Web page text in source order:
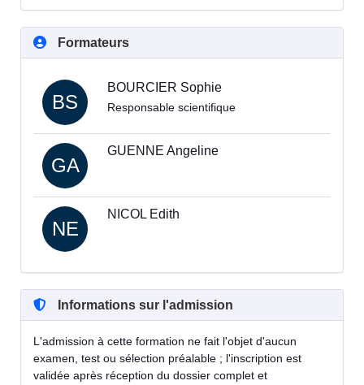
Formateurs
BS
BOURCIER Sophie
Responsable scientifique
GA
GUENNE Angeline
NE
NICOL Edith
Informations sur l'admission
L'admission à cette formation ne fait l'objet d'aucun
examen, test ou sélection préalable ; l'inscription est
validée après réception du dossier complet et